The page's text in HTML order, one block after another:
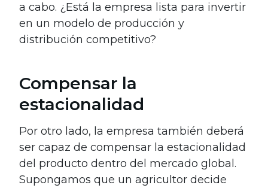
a cabo. ¿Está la empresa lista para invertir
en un modelo de producción y
distribución competitivo?
Compensar la
estacionalidad
Por otro lado, la empresa también deberá
ser capaz de compensar la estacionalidad
del producto dentro del mercado global.
Supongamos que un agricultor decide